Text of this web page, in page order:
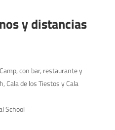
y distancias
con bar, restaurante y
Cala de los Tiestos y Cala
School